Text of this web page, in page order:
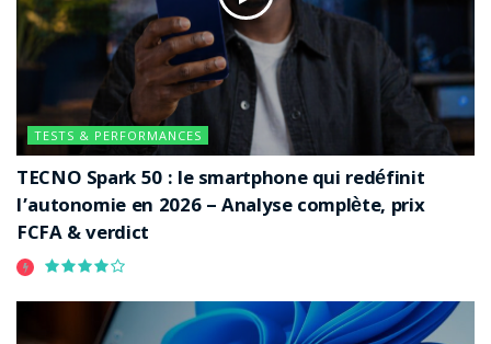
TESTS & PERFORMANCES
TECNO Spark 50 : le smartphone qui redéfinit
l’autonomie en 2026 – Analyse complète, prix
FCFA & verdict